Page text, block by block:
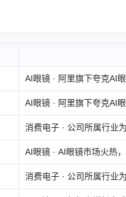
AI眼镜 · 阿里旗下夸克AI
AI眼镜 · 阿里旗下夸克AI
消费电子 · 公司所属行业
AI眼镜 · AI眼镜市场火热
消费电子 · 公司所属行业